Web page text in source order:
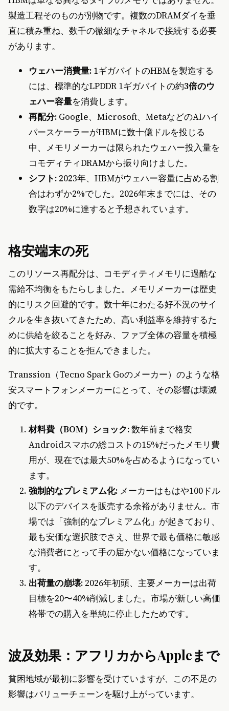
製造工程そのものが別物です。複数のDRAMダイを垂
直に積み重ね、数千の微細なチャネルで接続する必要
があります。
ウェハー消費量: 1ギガバイトのHBMを製造する
には、標準的なLPDDR 1ギガバイトの約3倍のウ
ェハー容量を消費します。
再配分: Google、Microsoft、MetaなどのAIハイ
パースケーラーがHBMに数十億ドルを投じる
中、メモリメーカーは限られたウェハー投入量を
コモディティDRAMから振り向けました。
シフト: 2023年、HBMがウェハー容量に占める割
合はわずか2%でした。2026年末までには、その
数字は20%に達すると予想されています。
格安端末の死
このリソース再配分は、コモディティメモリに過酷な
需給不均衡をもたらしました。メモリメーカーは歴史
的にリスク回避的です。数十年にわたる好不況のサイ
クルを生き抜いてきたため、高い利益率を維持するた
めに供給を絞ることを好み、ファブ全体の容量を積極
的に拡大することを拒んできました。
Transsion（Tecno Spark Goのメーカー）のような格
安スマートフォンメーカーにとって、その影響は壊滅
的です。
材料費（BOM）ショック:数年前まで格安
Androidスマホの総コストの15%だったメモリ費
用が、現在では最大50%を占めるようになってい
ます。
強制的なプレミアム化: メーカーはもはや100ドル
以下のデバイスを販売する余裕がありません。市
場では「強制的なプレミアム化」が起きており、
最も安価な選択肢でさえ、世界で最も価格に敏感
な消費者にとって手の届かない価格になっていま
す。
出荷量の崩壊: 2026年初頭、主要メーカーは出荷
目標を20〜40%削減しました。市場が新しい高価
格帯での購入を単純に停止したためです。
波及効果：アフリカからAppleまで
貧困地域が最初に影響を受けていますが、この不足の
影響はバリューチェーンを駆け上がっています。